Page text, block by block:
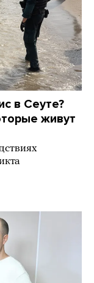
в Сеуте?
живут